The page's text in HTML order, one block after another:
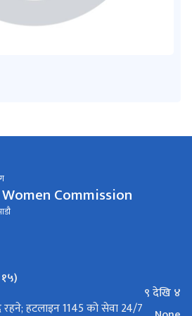
Commission
९ देखि ४
रहने; हटलाइन 1145 को सेवा 24/7